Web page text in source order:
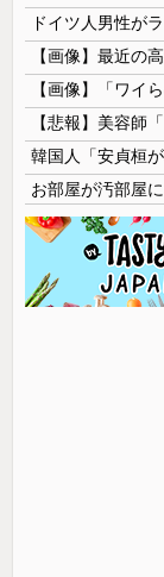
【画像】最近の
【画像】「ワイ
【悲報】美容
お部屋が汚部屋